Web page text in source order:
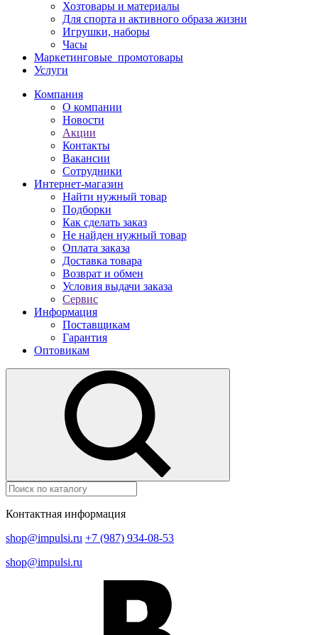
Хозтовары и материалы
Для спорта и активного образа жизни
Игрушки, наборы
Часы
Маркетинговые_промотовары
Услуги
Компания
О компании
Новости
Акции
Контакты
Вакансии
Сотрудники
Интернет-магазин
Найти нужный товар
Подборки
Как сделать заказ
Не найден нужный товар
Оплата заказа
Доставка товара
Возврат и обмен
Условия выдачи заказа
Сервис
Информация
Поставщикам
Гарантия
Оптовикам
Контактная информация
shop@impulsi.ru +7 (987) 934-08-53
shop@impulsi.ru